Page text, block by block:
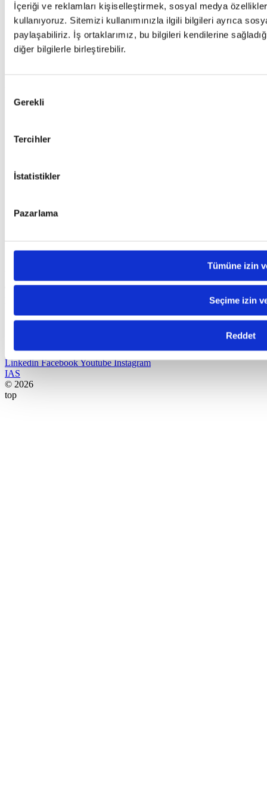
İçeriği ve reklamları kişiselleştirmek, sosyal medya
kullanıyoruz. Sitemizi kullanımınızla ilgili bilgileri ayrıca
paylaşabiliriz. İş ortaklarımız, bu bilgileri kendilerine
diğer bilgilerle birleştirebilir.
Seçimi
Gerekli
Tercihler
İstatistikler
Pazarlama
Tümüne izin
Seçime izin
Reddet
Sıkça Sorulan Sorular (SSS)
Canlı Destek
Destek Talebi
Sıkça Sorulan Sorular (SSS)
Kişisel Veri Sahibi Başvuru Formu
Kişisel Verilerin Korunması
Yasal Hatırlatmalar
Havaalanı Kavşağı EGS Business Park Blokları B1 Blok
K:17 34149 Yeşilköy – Bakırköy / Istanbul
Telefon:
Linkedin FacebookYoutube Instagram
IAS
© 2026
top